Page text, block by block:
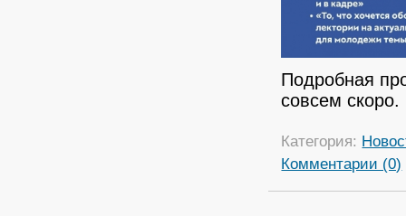
Подробная
совсем скоро.
Категория:
Комментарии (0)